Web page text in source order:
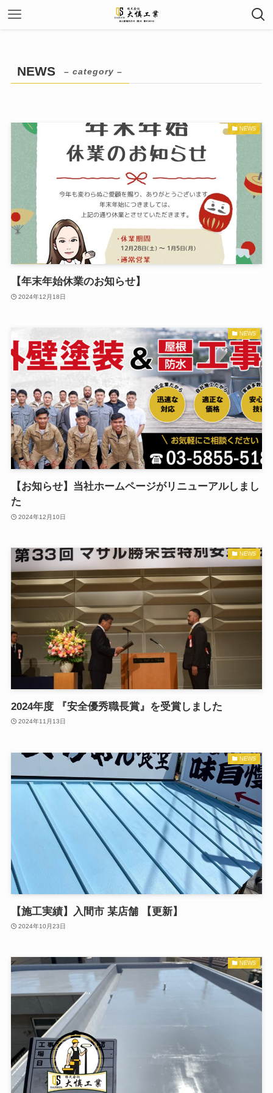
NEWS – category –
NEWS
【年末年始休業のお知らせ】
2024年12月18日
NEWS
【お知らせ】当社ホームページがリニューアルしまし
た
2024年12月10日
NEWS
2024年度 『安全優秀職長賞』を受賞しました
2024年11月13日
NEWS
【施工実績】入間市 某店舗 【更新】
2024年10月23日
NEWS